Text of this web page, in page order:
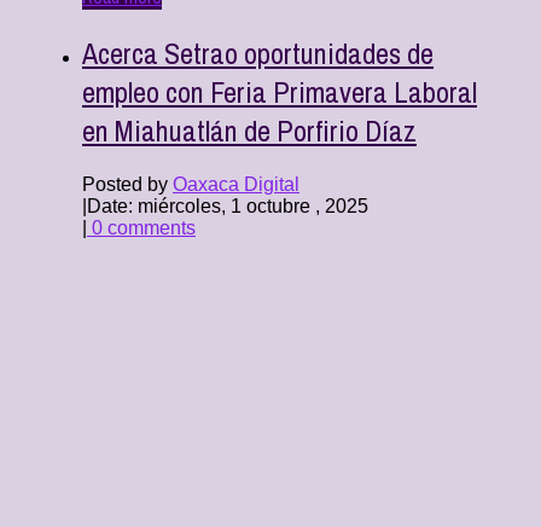
Acerca Setrao oportunidades de
empleo con Feria Primavera Laboral
en Miahuatlán de Porfirio Díaz
Posted by Oaxaca Digital
Date: miércoles, 1 octubre , 2025
0 comments